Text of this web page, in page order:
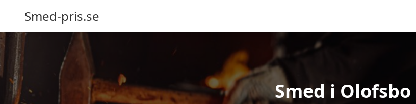
Smed-pris.se
Smed i Olofsbo